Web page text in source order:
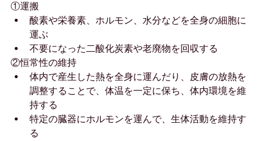
①運搬
酸素や栄養素、ホルモン、水分などを全身の細胞に
運ぶ
不要になった二酸化炭素や老廃物を回収する
②恒常性の維持
体内で産生した熱を全身に運んだり、皮膚の放熱を
調整することで、体温を一定に保ち、体内環境を維
持する
特定の臓器にホルモンを運んで、生体活動を維持す
る